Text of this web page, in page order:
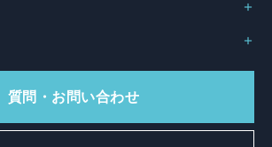
質問・お問い合わせ